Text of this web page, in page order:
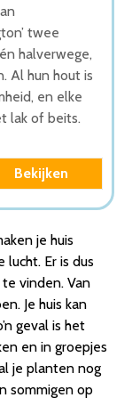
twee
halverwege,
Al hun hout is
en elke
lak of beits.
Bekijken
je huis
Er is dus
vinden. Van
Je huis kan
geval is het
en in groepjes
je planten nog
sommigen op